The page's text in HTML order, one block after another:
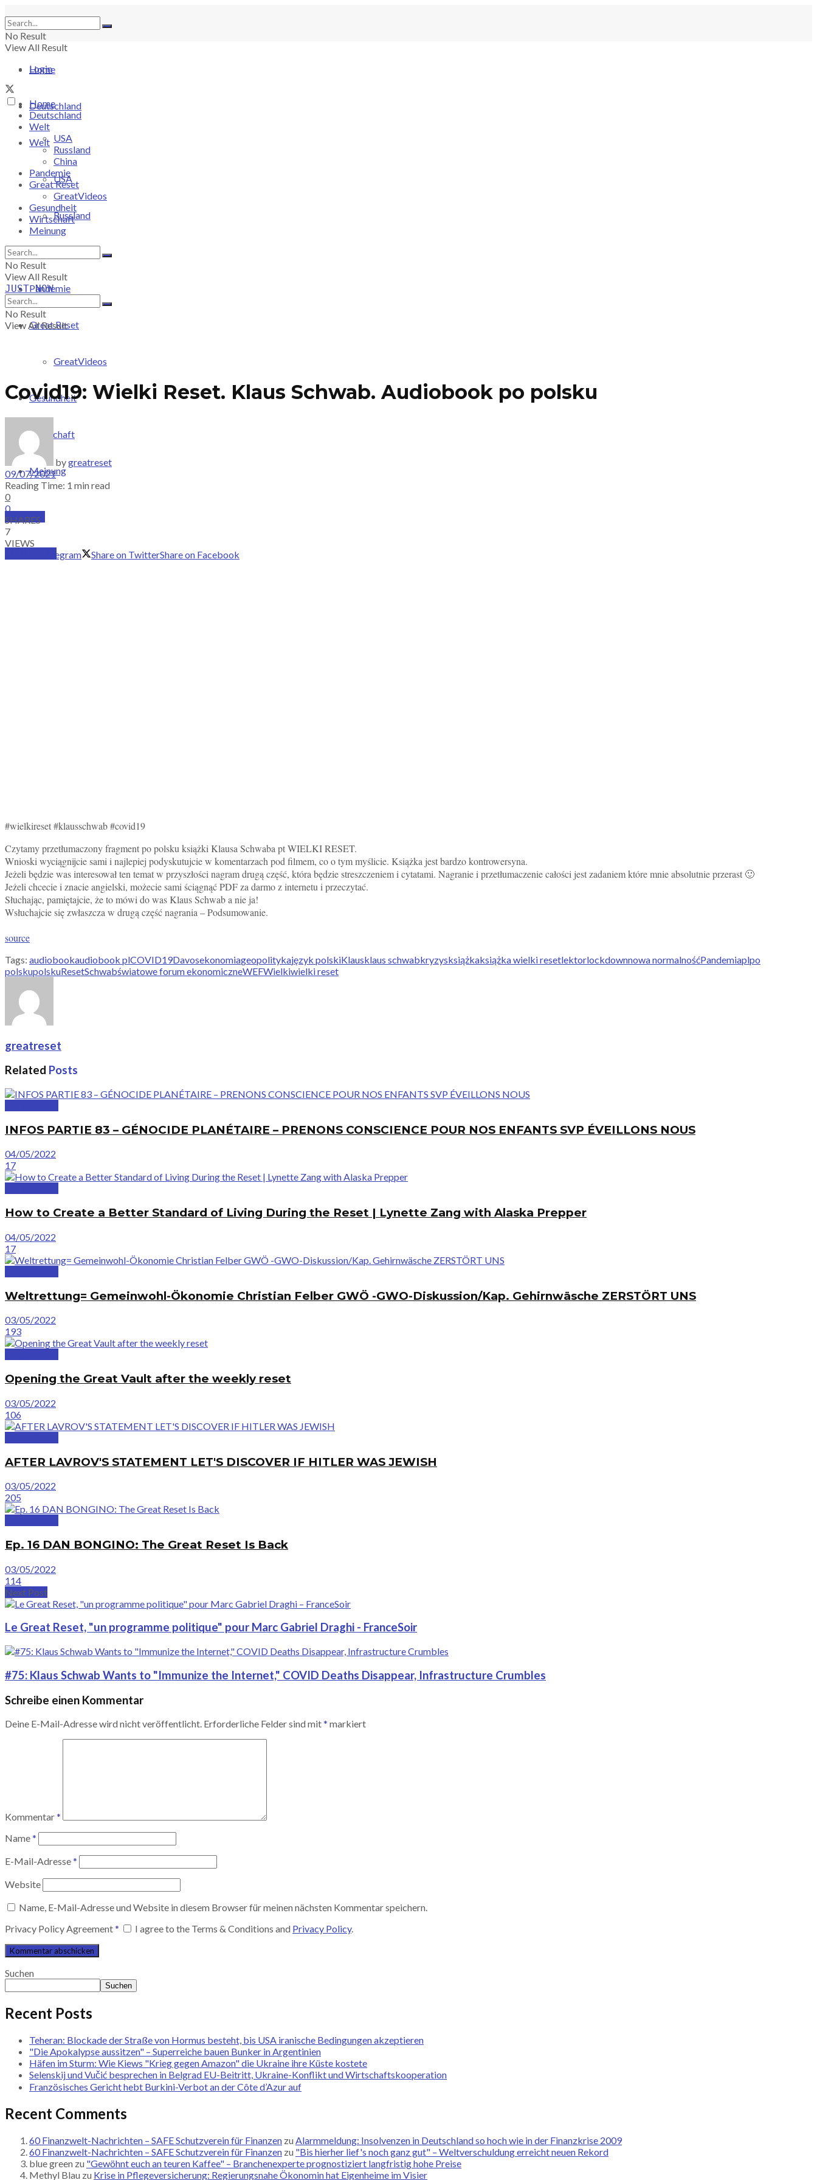
No Result
View All Result
Login
Home
Deutschland
Welt
USA
Russland
Pandemie
Great Reset
GreatVideos
Gesundheit
Wirtschaft
Meinung
PRICING
Home
Deutschland
Welt
USA
Russland
China
Pandemie
Great Reset
GreatVideos
Gesundheit
Wirtschaft
Meinung
No Result
View All Result
JUST-NOW
No Result
View All Result
Covid19: Wielki Reset. Klaus Schwab. Audiobook po polsku
bygreatreset
09/07/2021
Reading Time: 1 min read
0
0
SHARES
7
VIEWS
Share on Telegram
Share on TwitterShare on Facebook
#wielkireset #klausschwab #covid19
Czytamy przetłumaczony fragment po polsku książki Klausa Schwaba pt WIELKI RESET.
Wnioski wyciągnijcie sami i najlepiej podyskutujcie w komentarzach pod filmem, co o tym myślicie. Książka jest bardzo kontrowersyna.
Jeżeli będzie was interesował ten temat w przyszłości nagram drugą część, która będzie streszczeniem i cytatami. Nagranie i przetłumaczenie całości jest zadaniem które mnie absolutnie przerast 🙂
Jeżeli chcecie i znacie angielski, możecie sami ściągnąć PDF za darmo z internetu i przeczytać.
Słuchając, pamiętajcie, że to mówi do was Klaus Schwab a nie ja!
Wsłuchajcie się zwłaszcza w drugą część nagrania – Podsumowanie.
source
Tags: audiobookaudiobook plCOVID19Davosekonomiageopolitykajęzyk polskiKlausklaus schwabkryzysksiążkaksiążka wielki resetlektorlockdownnowa normalnośćPandemiaplpo
polskupolskuResetSchwabświatowe forum ekonomiczneWEFWielkiwielki reset
greatreset
Related Posts
INFOS PARTIE 83 – GÉNOCIDE PLANÉTAIRE – PRENONS CONSCIENCE POUR NOS ENFANTS SVP ÉVEILLONS NOUS
04/05/2022
17
How to Create a Better Standard of Living During the Reset | Lynette Zang with Alaska Prepper
04/05/2022
17
Weltrettung= Gemeinwohl-Ökonomie Christian Felber GWÖ -GWO-Diskussion/Kap. Gehirnwäsche ZERSTÖRT UNS
03/05/2022
193
Opening the Great Vault after the weekly reset
03/05/2022
106
AFTER LAVROV'S STATEMENT LET'S DISCOVER IF HITLER WAS JEWISH
03/05/2022
205
Ep. 16 DAN BONGINO: The Great Reset Is Back
03/05/2022
114
Next Post
Le Great Reset, "un programme politique" pour Marc Gabriel Draghi - FranceSoir
#75: Klaus Schwab Wants to "Immunize the Internet," COVID Deaths Disappear, Infrastructure Crumbles
Schreibe einen Kommentar
Deine E-Mail-Adresse wird nicht veröffentlicht. Erforderliche Felder sind mit* markiert
Kommentar*
Name*
E-Mail-Adresse*
Website
Name, E-Mail-Adresse und Website in diesem Browser für meinen nächsten Kommentar speichern.
Privacy Policy Agreement* I agree to the Terms & Conditions and Privacy Policy.
Suchen
Suchen
Recent Posts
Teheran: Blockade der Straße von Hormus besteht, bis USA iranische Bedingungen akzeptieren
"Die Apokalypse aussitzen" – Superreiche bauen Bunker in Argentinien
Häfen im Sturm: Wie Kiews "Krieg gegen Amazon" die Ukraine ihre Küste kostete
Selenskij und Vučić besprechen in Belgrad EU-Beitritt, Ukraine-Konflikt und Wirtschaftskooperation
Französisches Gericht hebt Burkini-Verbot an der Côte d’Azur auf
Recent Comments
60 Finanzwelt-Nachrichten – SAFE Schutzverein für Finanzen zu Alarmmeldung: Insolvenzen in Deutschland so hoch wie in der Finanzkrise 2009
60 Finanzwelt-Nachrichten – SAFE Schutzverein für Finanzen zu "Bis hierher lief's noch ganz gut" – Weltverschuldung erreicht neuen Rekord
blue green zu "Gewöhnt euch an teuren Kaffee" – Branchenexperte prognostiziert langfristig hohe Preise
Methyl Blau zu Krise in Pflegeversicherung: Regierungsnahe Ökonomin hat Eigenheime im Visier